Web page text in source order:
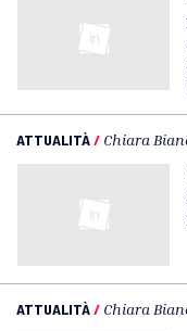
ATTUALITÀ/ Chiara
ATTUALITÀ/ Chiara